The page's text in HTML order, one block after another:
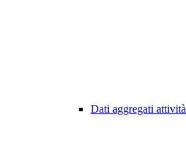
Dati aggregati